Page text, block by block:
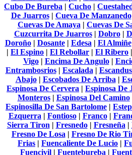
Cubo De Bureba | Cucho |
De Juarros| Cueva De Manzanedo
Cuevas De Amaya| Cuevas De
Cuzcurrita De Juarros| Dobro|
Doroño| Dosante| Edesa| El Almiñe
| El Espino | El Rebollar | El Ribero |
Vigo| Encima De Angulo|
Entrambosrios| Escalada|
Abajo| Escobados De Arriba|
Espinosa De Cervera | Espinosa De
Monteros| Espinosa Del Camino
Espinosilla De San Bartolome |
Ezquerra| Fontioso| Franco|
Sierra Tiron| Fresnedo| Fresneña|
Fresno De Losa| Fresno De Rio
Frias | Fuencaliente De Lucio |
Fuencivil | Fuentebureba |